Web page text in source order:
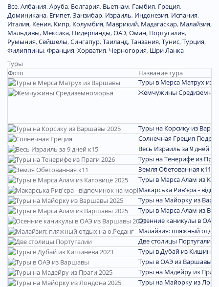
Все,Албания,Аруба, Болгария, Вьетнам, Гамбия, Греция,
Доминиканa, Египет,Занзибар, Израиль, Индонезия, Испания,
Италия, Кения, Кипр, Колумбия, Маврикий, Мадагаскар, Малайзия,
Мальдивы, Мексика, Нидерланды,ОАЭ,Оман, Португалия,
Румыния,Сейшелы,Сингапур,Таиланд,Танзания,Тунис,Турция,
Филиппины,Франция,Хорватия, Черногория, Шри Ланка
Туры
Фото
Название тура
Туры в Мерса Матрух из
Жемчужины
Туры на Корсику из
Солнечная Греция
Весь Израиль за 9 дней
Туры на Тенерифе из
Земля Обетованная к11
Туры в Марса Алам из
Макарська Рив'єра -
Туры на Майорку из
Туры в Марса Алам из
Осенние каникулы в ОАЭ
Малайзия: пляжный
Две столицы Португалии
Туры в Дубай из
Туры в ОАЭ из Варшавы
Туры на Мадейру из
Туры на Майорку из